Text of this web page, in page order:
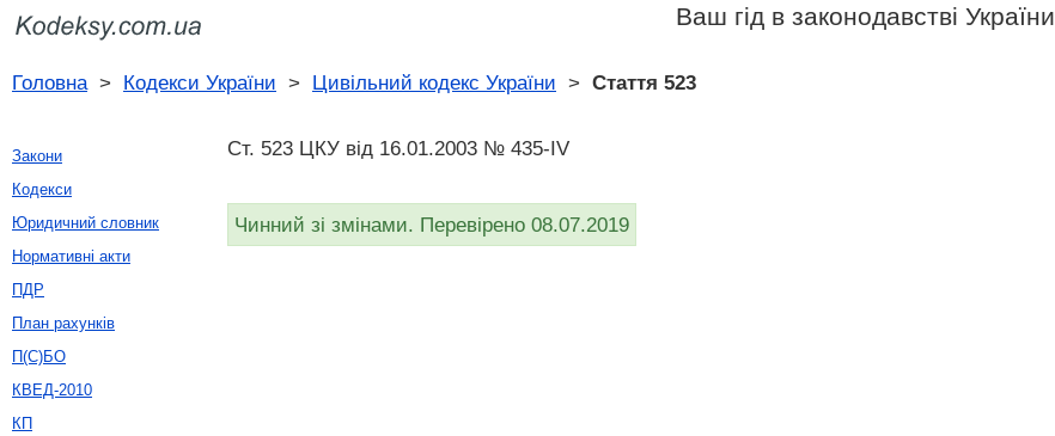
Ваш гід в законодавстві України
Головна> Кодекси України > Цивільний кодекс України > Стаття 523
Ст. 523 ЦКУ від 16.01.2003 № 435-IV
Чинний зі змінами. Перевірено 08.07.2019
Закони
Кодекси
Юридичний словник
Нормативні акти
ПДР
План рахунків
П(С)БО
КВЕД-2010
КП